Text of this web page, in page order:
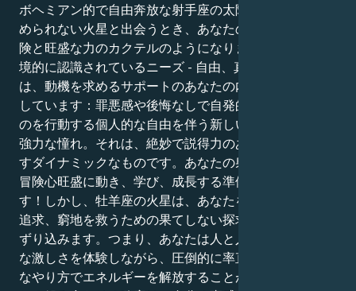
ボヘミアン的で自由奔放な射手座の太陽が、牡羊座の止
められない火星と出会うとき、あなたの行動は無限の冒
険と旺盛な力のカクテルのようになります。あなたの環
境的に認識されているニーズ - 自由、真実、普遍化 -
は、動機を求めるサポートのあなたの内側の世界と競合
しています：罪悪感や後悔なしで自発的に心に浮かぶも
のを行動する個人的な自由を伴う新しい始まりのための
強力な憧れ。それは、絶妙で説得力のある引力を生み出
すダイナミックなものです。あなたの射手座の太陽は、
冒険心旺盛に動き、学び、成長する準備ができていま
す！しかし、牡羊座の火星は、あなたを前進、個人的な
追求、窮地を救うための果てしない探求の宇宙へと引き
ずり込みます。つまり、あなたは人と人との絆の感情的
な激しさを体験しながら、圧倒的に率直で勇敢で進歩的
なやり方でエネルギーを解放することができるのです。